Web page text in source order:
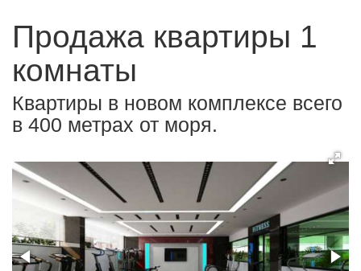
Продажа квартиры 1
комнаты
Квартиры в новом комплексе всего
в 400 метрах от моря.